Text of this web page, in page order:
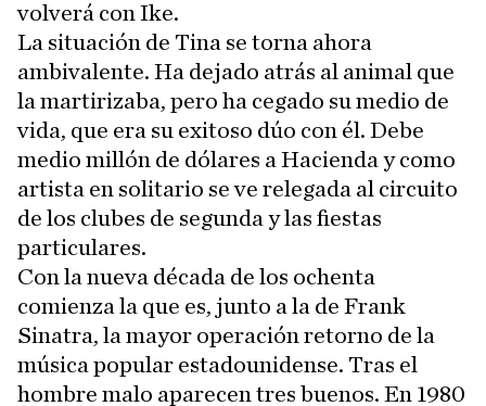
volverá con Ike.
La situación de Tina se torna ahora
ambivalente. Ha dejado atrás al animal que
la martirizaba, pero ha cegado su medio de
vida, que era su exitoso dúo con él. Debe
medio millón de dólares a Hacienda y como
artista en solitario se ve relegada al circuito
de los clubes de segunda y las fiestas
particulares.
Con la nueva década de los ochenta
comienza la que es, junto a la de Frank
Sinatra, la mayor operación retorno de la
música popular estadounidense. Tras el
hombre malo aparecen tres buenos. En 1980